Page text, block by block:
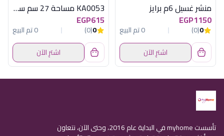
منشر غسيل 6م برايز
EGP1150
0
(0)
0 تم البيع
اشترِ الآن
KA0053 مساحة 27 سم سوفت كلينر
EGP615
0
(0)
0 تم البيع
اشترِ الآن
تأسست myhome في البداية عام 2016، وحتى الآن، نتعاون